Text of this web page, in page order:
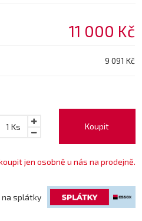
11 000 Kč
9 091 Kč
Koupit
1 Ks
jen osobně u nás na prodejně.
na splátky